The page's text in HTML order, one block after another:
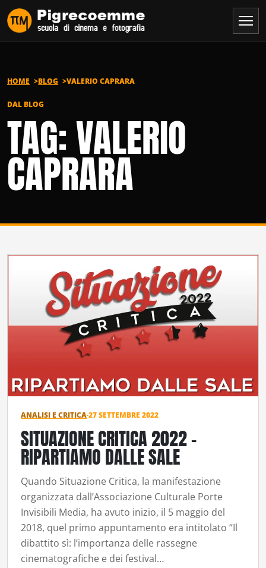
Vai al contenuto
HOME BLOG VALERIO CAPRARA
DAL BLOG
TAG: VALERIO
CAPRARA
ANALISI E CRITICA·27 SETTEMBRE 2022
SITUAZIONE CRITICA 2022 –
RIPARTIAMO DALLE SALE
Quando Situazione Critica, la manifestazione
organizzata dall’Associazione Culturale Porte
Invisibili Media, ha avuto inizio, il 5 maggio del
2018, quel primo appuntamento era intitolato “Il
dibattito sì: l’importanza delle rassegne
cinematografiche e dei festival…